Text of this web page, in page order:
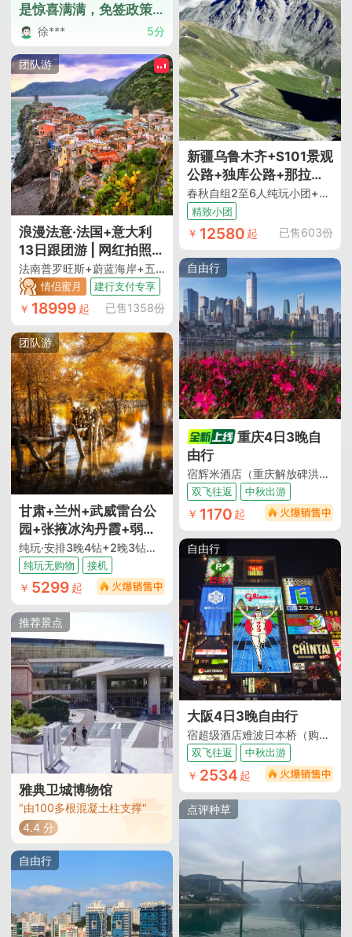
是惊喜满满，免签政策
让整个行程更加轻松便
历史底蕴厚重，自然风
光绚丽，每一步都是文
化和自然的双重享受。
导游服务周到，行程安
排合理，住宿舒适，餐
饮美味。导游王云知识
面广，讲解细致，耐心
且尽心尽力服务每一位
客人，这次旅行非常值
得，没辜负我的期待，
真的是一次视觉和心灵
的盛宴。春秋的服务值
得推荐，性价比超高！"
徐*** 5分
团队游
浪漫法意·法国+意大利
13日跟团游 | 网红拍照地
·出片圣地
法南普罗旺斯+蔚蓝海岸+五渔村+比萨斜塔 九大世遗 里昂美食市场 往返直飞 送WIFI和保险 26人小团
情侣蜜月 建行支付专享
￥ 18999 起 已售1358份
团队游
甘肃+兰州+武威雷台公
园+张掖冰沟丹霞+弱水·
金沙湾胡杨林+怪树林
+居延海+额济纳旗胡杨
林景区+金塔沙漠胡杨林
景区+巴丹吉林沙漠+武
威文庙+天梯山石窟+兰
州水墨丹霞旅游景区+景
泰黄河石林8日7晚跟团
游
纯玩·安排3晚4钻+2晚3钻酒店+安排2+1陆地头等舱+兰州飞机往返
纯玩无购物 接机
￥ 5299 起
推荐景点
雅典卫城博物馆
"由100多根混凝土柱支撑"
4.4 分
自由行
新疆乌鲁木齐+S101景观
公路+独库公路+那拉提
+库车+阿克苏温宿大峡
谷+喀什老城+白沙湖+卡
湖+帕米尔高原+塔县飞
春秋自组2至6人纯玩小团+全程4钻酒店+穿越全段独库公路+全段盘龙古道+乌鲁木齐进喀什出不走回头路
精致小团
￥ 12580 起 已售603份
自由行
重庆4日3晚自
由行
宿辉米酒店（重庆解放碑洪崖洞店）（上海直飞重庆 ｜ 宿网评3钻酒店 距离临江门地铁120米 步行到洪崖洞风貌区 ｜ 带周末短假 请假友好 推荐游览洪崖洞夜景 ｜ 解放碑步行街 ｜ 八一路好吃街）
双飞往返 中秋出游
￥ 1170 起
自由行
大阪4日3晚自由行
宿超级酒店难波日本桥（购物街区畅享+近黑门市场+早去晚回）
双飞往返 中秋出游
￥ 2534 起
点评种草